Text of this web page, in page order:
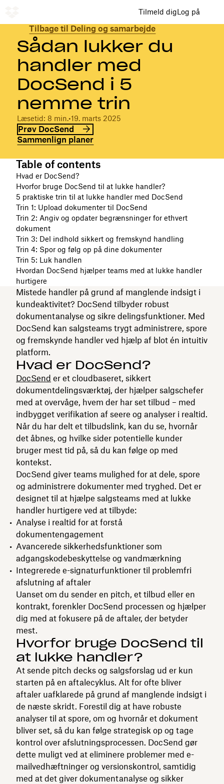
Tilmeld digLog på
Tilbage til Deling og samarbejde
Sådan lukker du
handler med
DocSend i 5
nemme trin
Læsetid: 8 min.•19. marts 2025
Prøv DocSend
Sammenlign planer
Table of contents
Hvad er DocSend?
Hvorfor bruge DocSend til at lukke handler?
5 praktiske trin til at lukke handler med DocSend
Trin 1: Upload dokumenter til DocSend
Trin 2: Angiv og opdater begrænsninger for ethvert
dokument
Trin 3: Del indhold sikkert og fremskynd handling
Trin 4: Spor og følg op på dine dokumenter
Trin 5: Luk handlen
Hvordan DocSend hjælper teams med at lukke handler
hurtigere
Mistede handler på grund af manglende indsigt i
kundeaktivitet? DocSend tilbyder robust
dokumentanalyse og sikre delingsfunktioner. Med
DocSend kan salgsteams trygt administrere, spore
og fremskynde handler ved hjælp af blot én intuitiv
platform.
Hvad er DocSend?
DocSend er et cloudbaseret, sikkert
dokumentdelingsværktøj, der hjælper salgschefer
med at overvåge, hvem der har set tilbud – med
indbygget verifikation af seere og analyser i realtid.
Når du har delt et tilbudslink, kan du se, hvornår
det åbnes, og hvilke sider potentielle kunder
bruger mest tid på, så du kan følge op med
kontekst.
DocSend giver teams mulighed for at dele, spore
og administrere dokumenter med tryghed. Det er
designet til at hjælpe salgsteams med at lukke
handler hurtigere ved at tilbyde:
Analyse i realtid for at forstå
dokumentengagement
Avancerede sikkerhedsfunktioner som
adgangskodebeskyttelse og vandmærkning
Integrerede e-signaturfunktioner til problemfri
afslutning af aftaler
Uanset om du sender en pitch, et tilbud eller en
kontrakt, forenkler DocSend processen og hjælper
dig med at fokusere på de aftaler, der betyder
mest.
Hvorfor bruge DocSend til
at lukke handler?
At sende pitch decks og salgsforslag ud er kun
starten på en aftalecyklus. Alt for ofte bliver
aftaler uafklarede på grund af manglende indsigt i
de næste skridt. Forestil dig at have robuste
analyser til at spore, om og hvornår et dokument
bliver set, så du kan følge strategisk op og tage
kontrol over afslutningsprocessen. DocSend gør
dette muligt ved at eliminere problemer med e-
mailvedhæftninger og versionskontrol, samtidig
med at det giver dokumentanalyse og sikker